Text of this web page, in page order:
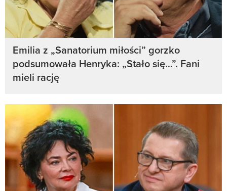
Emilia z „Sanatorium miłości” gorzko
podsumowała Henryka: „Stało się…”. Fani
mieli rację